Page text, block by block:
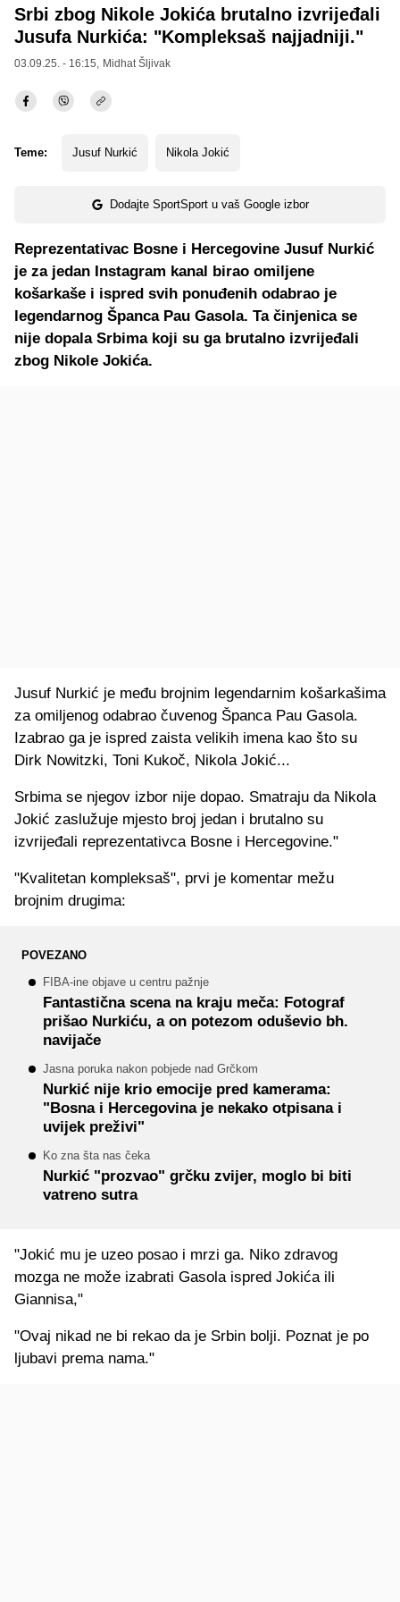
Srbi zbog Nikole Jokića brutalno izvrijeđali
Jusufa Nurkića: "Kompleksaš najjadniji."
03.09.25. - 16:15, Midhat Šljivak
Teme: Jusuf Nurkić Nikola Jokić
Dodajte SportSport u vaš Google izbor
Reprezentativac Bosne i Hercegovine Jusuf Nurkić
je za jedan Instagram kanal birao omiljene
košarkaše i ispred svih ponuđenih odabrao je
legendarnog Španca Pau Gasola. Ta činjenica se
nije dopala Srbima koji su ga brutalno izvrijeđali
zbog Nikole Jokića.
Jusuf Nurkić je među brojnim legendarnim košarkašima
za omiljenog odabrao čuvenog Španca Pau Gasola.
Izabrao ga je ispred zaista velikih imena kao što su
Dirk Nowitzki, Toni Kukoč, Nikola Jokić...
Srbima se njegov izbor nije dopao. Smatraju da Nikola
Jokić zaslužuje mjesto broj jedan i brutalno su
izvrijeđali reprezentativca Bosne i Hercegovine."
"Kvalitetan kompleksaš", prvi je komentar mežu
brojnim drugima:
POVEZANO
FIBA-ine objave u centru pažnje
Fantastična scena na kraju meča: Fotograf
prišao Nurkiću, a on potezom oduševio bh.
navijače
Jasna poruka nakon pobjede nad Grčkom
Nurkić nije krio emocije pred kamerama:
"Bosna i Hercegovina je nekako otpisana i
uvijek preživi"
Ko zna šta nas čeka
Nurkić "prozvao" grčku zvijer, moglo bi biti
vatreno sutra
"Jokić mu je uzeo posao i mrzi ga. Niko zdravog
mozga ne može izabrati Gasola ispred Jokića ili
Giannisa,"
"Ovaj nikad ne bi rekao da je Srbin bolji. Poznat je po
ljubavi prema nama."